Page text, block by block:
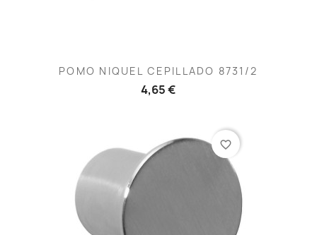
POMO NIQUEL CEPILLADO 8731/2
4,65 €
favorite_border